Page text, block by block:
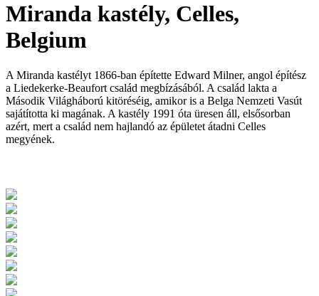
Miranda kastély, Celles,
Belgium
A Miranda kastélyt 1866-ban építette Edward Milner, angol építész
a Liedekerke-Beaufort család megbízásából. A család lakta a
Második Világháború kitöréséig, amikor is a Belga Nemzeti Vasút
sajátította ki magának. A kastély 1991 óta üresen áll, elsősorban
azért, mert a család nem hajlandó az épületet átadni Celles
megyének.